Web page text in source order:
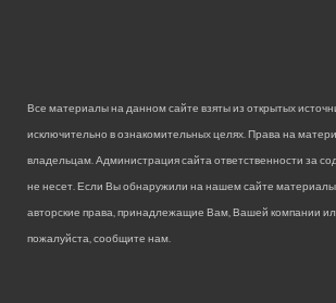
Все материалы на данном сайте взяты из открытых
исключительно в ознакомительных целях. Права на
владельцам. Администрация сайта ответственности за
не несет. Если Вы обнаружили на нашем сайте
авторские права, принадлежащие Вам, Вашей компании
пожалуйста, сообщите нам.